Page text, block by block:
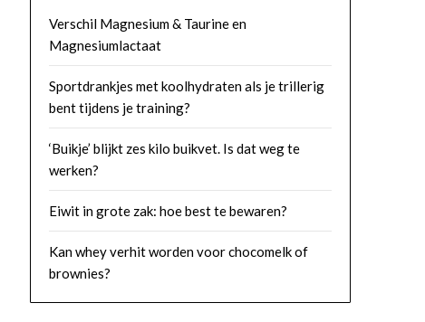
Verschil Magnesium & Taurine en
Magnesiumlactaat
Sportdrankjes met koolhydraten als je trillerig
bent tijdens je training?
‘Buikje’ blijkt zes kilo buikvet. Is dat weg te
werken?
Eiwit in grote zak: hoe best te bewaren?
Kan whey verhit worden voor chocomelk of
brownies?